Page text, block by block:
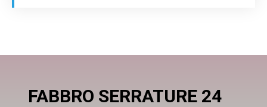
FABBRO SERRATURE 24